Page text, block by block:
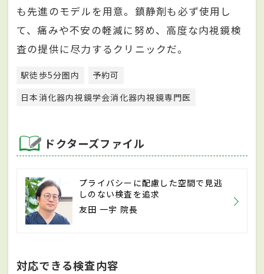
も先進のモデルを用意。鎮静剤も必ず使用し
て、痛みや不安の軽減に努め、高度な内視鏡検
査の提供に尽力するクリニックだ。
駅徒歩5分圏内
予約可
日本消化器内視鏡学会消化器内視鏡専門医
ドクターズファイル
プライバシーに配慮した空間で見逃
しのない検査を追求
友田 一宇 院長
対応できる検査内容